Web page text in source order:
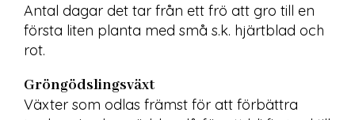
Antal dagar det tar från ett frö att gro till en
första liten planta med små s.k. hjärtblad och
rot.
Gröngödslingsväxt
Växter som odlas främst för att förbättra